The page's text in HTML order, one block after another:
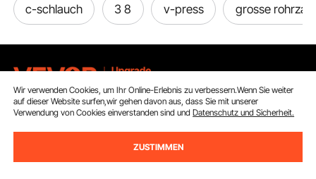
c-schlauch 3 8 v-press grosse
Melden Sie sich für unseren Newsletter an.
Wir verwenden Cookies, um Ihr Online-Erlebnis zu verbessern.Wenn Sie weiter
auf dieser Website surfen,wir gehen davon aus, dass Sie mit unserer
Verwendung von Cookies einverstanden sind undDatenschutz und Sicherheit.
ZUSTIMMEN